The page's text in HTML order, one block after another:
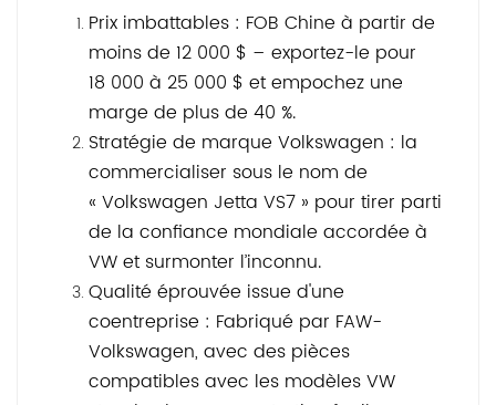
Prix ​​imbattables : FOB Chine à partir de
moins de 12 000 $ – exportez-le pour
18 000 à 25 000 $ et empochez une
marge de plus de 40 %.
Stratégie de marque Volkswagen : la
commercialiser sous le nom de
« Volkswagen Jetta VS7 » pour tirer parti
de la confiance mondiale accordée à
VW et surmonter l’inconnu.
Qualité éprouvée issue d'une
coentreprise : Fabriqué par FAW-
Volkswagen, avec des pièces
compatibles avec les modèles VW